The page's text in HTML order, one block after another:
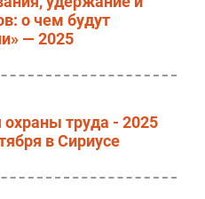
о чем будут
— 2025
охраны труда - 2025
в Сириусе